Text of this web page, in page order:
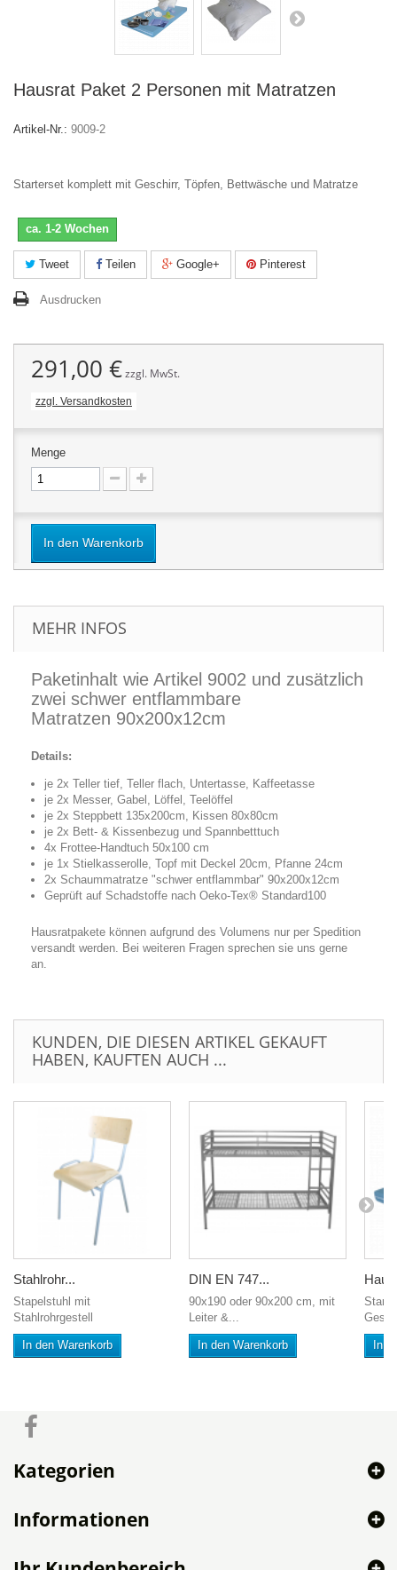
Hausrat Paket 2 Personen mit Matratzen
Artikel-Nr.: 9009-2
Starterset komplett mit Geschirr, Töpfen, Bettwäsche und Matratze
ca. 1-2 Wochen
Tweet Teilen Google+ Pinterest
Ausdrucken
291,00 €zzgl. MwSt.
zzgl. Versandkosten
Menge
In den Warenkorb
MEHR INFOS
Paketinhalt wie Artikel 9002 und zusätzlich
zwei schwer entflammbare
Matratzen 90x200x12cm
Details:
je 2x Teller tief, Teller flach, Untertasse, Kaffeetasse
je 2x Messer, Gabel, Löffel, Teelöffel
je 2x Steppbett 135x200cm, Kissen 80x80cm
je 2x Bett- & Kissenbezug und Spannbetttuch
4x Frottee-Handtuch 50x100 cm
je 1x Stielkasserolle, Topf mit Deckel 20cm, Pfanne 24cm
2x Schaummatratze "schwer entflammbar" 90x200x12cm
Geprüft auf Schadstoffe nach Oeko-Tex® Standard100
Hausratpakete können aufgrund des Volumens nur per Spedition
versandt werden. Bei weiteren Fragen sprechen sie uns gerne
an.
KUNDEN, DIE DIESEN ARTIKEL GEKAUFT
HABEN, KAUFTEN AUCH ...
Stahlrohr...
Stapelstuhl mit
Stahlrohrgestell
In den Warenkorb
DIN EN 747...
90x190 oder 90x200 cm, mit
Leiter &...
In den Warenkorb In
Kategorien
Informationen